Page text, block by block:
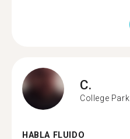
C.
College Park
HABLA FLUIDO